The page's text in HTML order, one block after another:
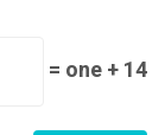
one + 14 =